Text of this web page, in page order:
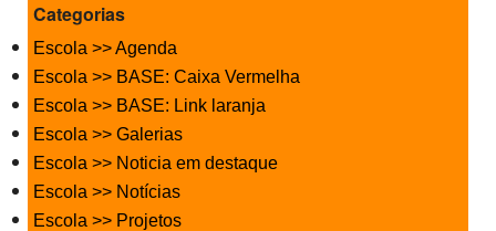
Categorias
Escola >> Agenda
Escola >> BASE: Caixa Vermelha
Escola >> BASE: Link laranja
Escola >> Galerias
Escola >> Noticia em destaque
Escola >> Notícias
Escola >> Projetos